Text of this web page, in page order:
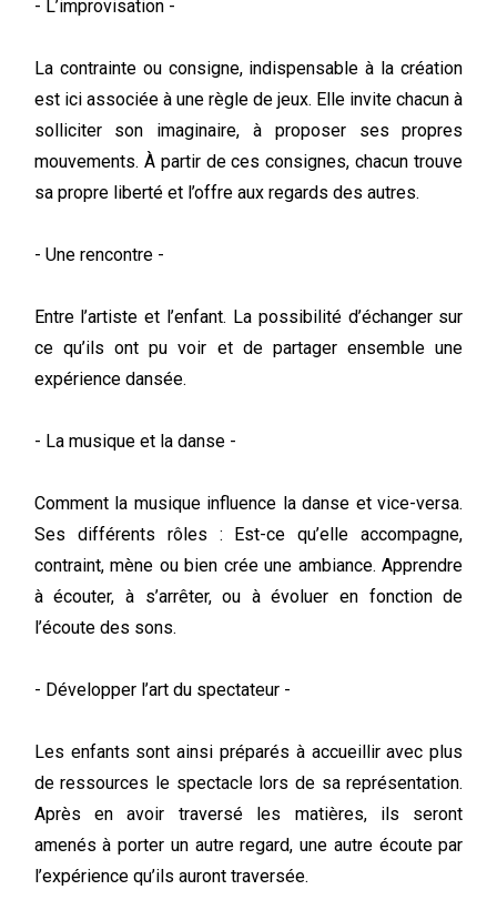
- L’improvisation -
La contrainte ou consigne, indispensable à la création
est ici associée à une règle de jeux. Elle invite chacun à
solliciter son imaginaire, à proposer ses propres
mouvements. À partir de ces consignes, chacun trouve
sa propre liberté et l’offre aux regards des autres.
- Une rencontre -
Entre l’artiste et l’enfant. La possibilité d’échanger sur
ce qu’ils ont pu voir et de partager ensemble une
expérience dansée.
- La musique et la danse -
Comment la musique influence la danse et vice-versa.
Ses différents rôles : Est-ce qu’elle accompagne,
contraint, mène ou bien crée une ambiance. Apprendre
à écouter, à s’arrêter, ou à évoluer en fonction de
l’écoute des sons.
- Développer l’art du spectateur -
Les enfants sont ainsi préparés à accueillir avec plus
de ressources le spectacle lors de sa représentation.
Après en avoir traversé les matières, ils seront
amenés à porter un autre regard, une autre écoute par
l’expérience qu’ils auront traversée.